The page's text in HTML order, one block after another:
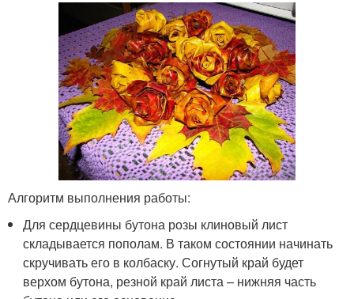
Алгоритм выполнения работы:
Для сердцевины бутона розы клиновый лист
складывается пополам. В таком состоянии начинать
скручивать его в колбаску. Согнутый край будет
верхом бутона, резной край листа – нижняя часть